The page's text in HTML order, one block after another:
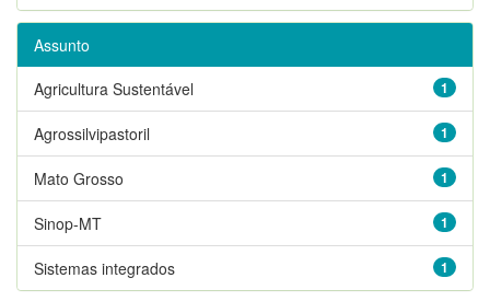
Assunto
1
Agricultura Sustentável
1
Agrossilvipastoril
1
Mato Grosso
1
Sinop-MT
1
Sistemas integrados